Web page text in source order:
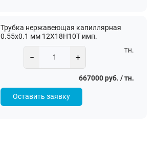
Трубка нержавеющая капиллярная
0.55х0.1 мм 12Х18Н10Т имп.
− +
тн.
667000 руб. / тн.
Оставить заявку